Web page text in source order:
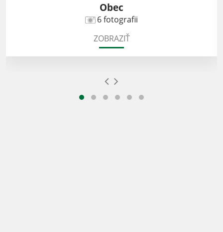
Obec
6 fotografii
ZOBRAZIŤ